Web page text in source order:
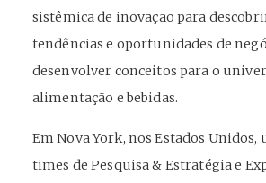
sistêmica de inovação para
tendências e oportunidades de
desenvolver conceitos para o
alimentação e bebidas.
Em Nova York, nos Estados Unidos,
times de Pesquisa & Estratégia e